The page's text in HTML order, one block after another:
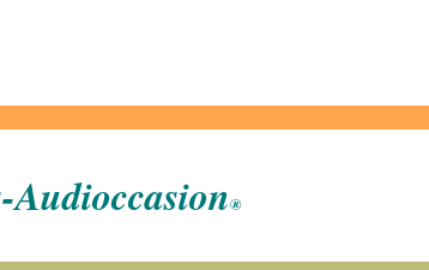
Audioccasion®